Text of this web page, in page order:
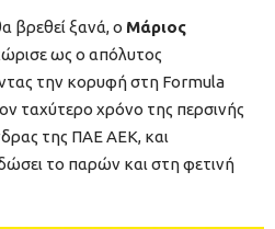
βρεθεί ξανά, ο Μάριος
ως ο απόλυτος
την κορυφή στη Formula
ταχύτερο χρόνο της περσινής
της ΠΑΕ ΑΕΚ, και
το παρών και στη φετινή